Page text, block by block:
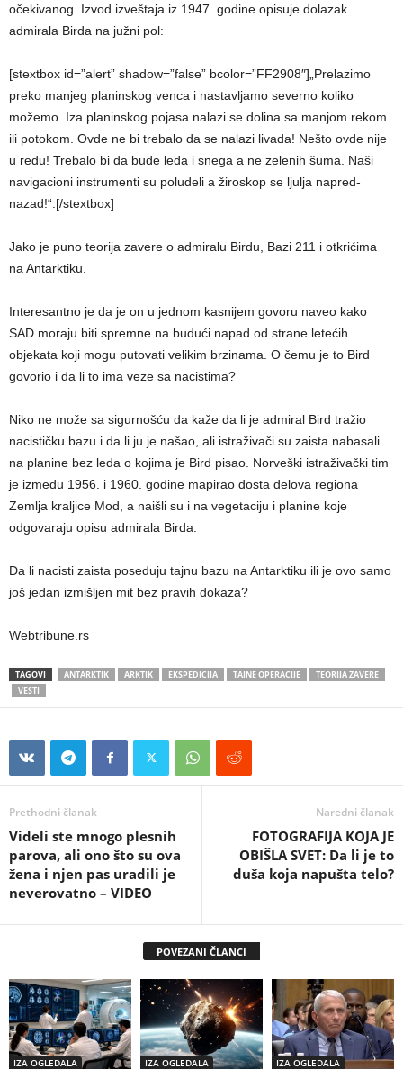
očekivanog. Izvod izveštaja iz 1947. godine opisuje dolazak
admirala Birda na južni pol:
[stextbox id=”alert” shadow=”false” bcolor=”FF2908″]„Prelazimo
preko manjeg planinskog venca i nastavljamo severno koliko
možemo. Iza planinskog pojasa nalazi se dolina sa manjom rekom
ili potokom. Ovde ne bi trebalo da se nalazi livada! Nešto ovde nije
u redu! Trebalo bi da bude leda i snega a ne zelenih šuma. Naši
navigacioni instrumenti su poludeli a žiroskop se ljulja napred-
nazad!“.[/stextbox]
Jako je puno teorija zavere o admiralu Birdu, Bazi 211 i otkrićima
na Antarktiku.
Interesantno je da je on u jednom kasnijem govoru naveo kako
SAD moraju biti spremne na budući napad od strane letećih
objekata koji mogu putovati velikim brzinama. O čemu je to Bird
govorio i da li to ima veze sa nacistima?
Niko ne može sa sigurnošću da kaže da li je admiral Bird tražio
nacističku bazu i da li ju je našao, ali istraživači su zaista nabasali
na planine bez leda o kojima je Bird pisao. Norveški istraživački tim
je između 1956. i 1960. godine mapirao dosta delova regiona
Zemlja kraljice Mod, a naišli su i na vegetaciju i planine koje
odgovaraju opisu admirala Birda.
Da li nacisti zaista poseduju tajnu bazu na Antarktiku ili je ovo samo
još jedan izmišljen mit bez pravih dokaza?
Webtribune.rs
TAGOVI ANTARKTIK ARKTIK EKSPEDICIJA TAJNE OPERACIJE
TEORIJA ZAVERE
VESTI
Prethodni članak
Videli ste mnogo plesnih
parova, ali ono što su ova
žena i njen pas uradili je
neverovatno – VIDEO
Naredni članak
FOTOGRAFIJA KOJA JE
OBIŠLA SVET: Da li je to
duša koja napušta telo?
POVEZANI ČLANCI
IZA OGLEDALA IZA OGLEDALA IZA OGLEDALA